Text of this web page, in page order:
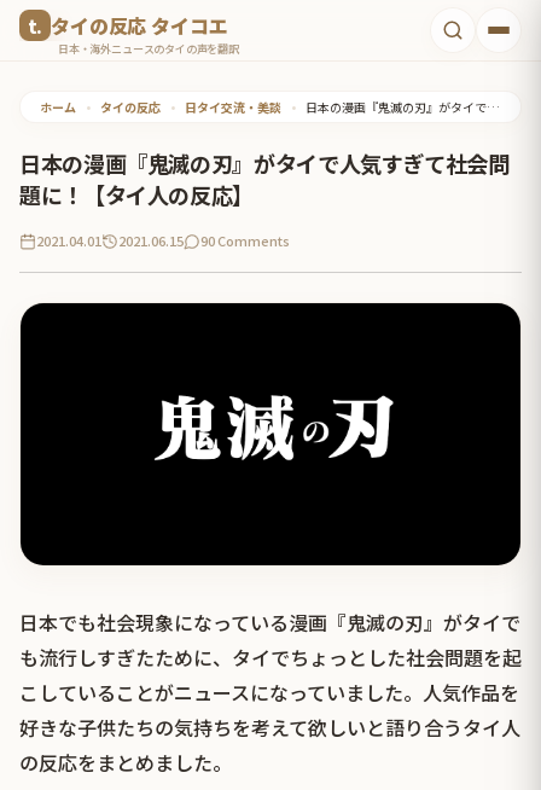
タイの反応 タイコエ
日本・海外ニュースのタイの声を翻訳
ホーム • タイの反応 • 日タイ交流・美談 • 日本の漫画『鬼滅の刃』がタイで人気すぎて社会問題に！【タイ人の反応】
日本の漫画『鬼滅の刃』がタイで人気すぎて社会問
題に！【タイ人の反応】
2021.04.01 2021.06.15 90 Comments
日本でも社会現象になっている漫画『鬼滅の刃』がタイで
も流行しすぎたために、タイでちょっとした社会問題を起
こしていることがニュースになっていました。人気作品を
好きな子供たちの気持ちを考えて欲しいと語り合うタイ人
の反応をまとめました。